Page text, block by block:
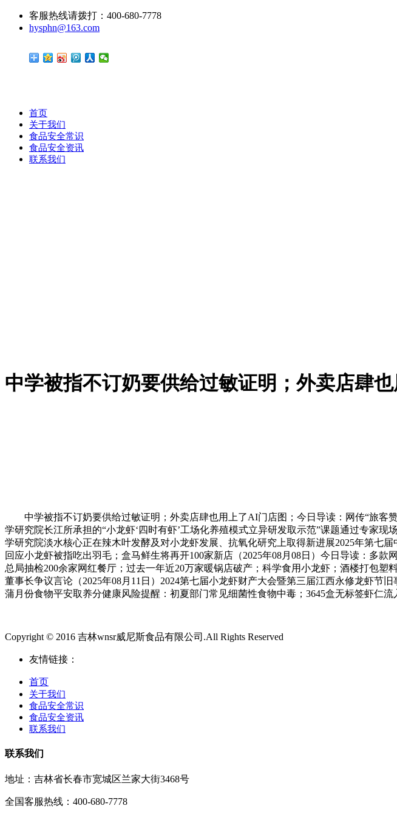
客服热线请拨打：400-680-7778
hysphn@163.com
首页
关于我们
食品安全常识
食品安全资讯
联系我们
中学被指不订奶要供给过敏证明；外卖店肆也
中学被指不订奶要供给过敏证明；外卖店肆也用上了AI门店图；今日导读：网传“旅客
学研究院长江所承担的“小龙虾‘四时有虾’工场化养殖模式立异研发取示范”课题通过专家
学研究院淡水核心正在辣木叶发酵及对小龙虾发展、抗氧化研究上取得新进展2025年第七
回应小龙虾被指吃出羽毛；盒马鲜生将再开100家新店（2025年08月08日）今日导读：多
总局抽检200余家网红餐厅；过去一年近20万家暖锅店破产；科学食用小龙虾；酒楼打包
董事长争议言论（2025年08月11日）2024第七届小龙虾财产大会暨第三届江西永修龙虾节
蒲月份食物平安取养分健康风险提醒：初夏部门常见细菌性食物中毒；3645盒无标签虾仁流
Copyright © 2016 吉林wnsr威尼斯食品有限公司.All Rights Reserved
友情链接：
首页
关于我们
食品安全常识
食品安全资讯
联系我们
联系我们
地址：吉林省长春市宽城区兰家大街3468号
全国客服热线：400-680-7778